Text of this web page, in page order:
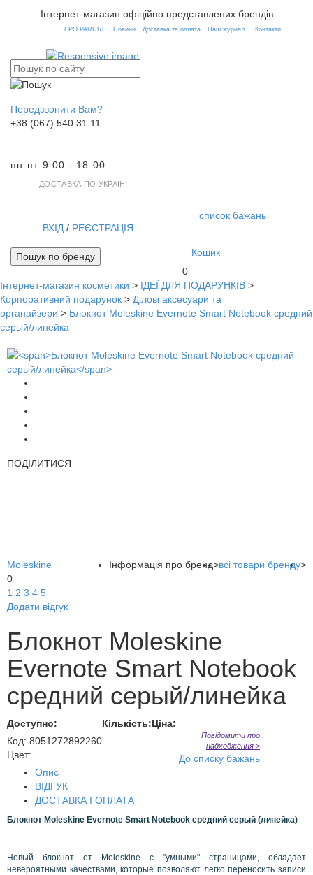
Інтернет-магазин офіційно представлених брендів
ПРО PARURE Новини Доставка та оплата Наш журнал Контакти
Передзвонити Вам?
+38 (067) 540 31 11
пн-пт 9:00 - 18:00
ДОСТАВКА ПО УКРАЇНІ
список бажань
ВХІД / РЕЄСТРАЦІЯ
Кошик
0
Пошук по бренду
Інтернет-магазин косметики > ІДЕЇ ДЛЯ ПОДАРУНКІВ >
Корпоративний подарунок > Ділові аксесуари та
органайзери > Блокнот Moleskine Evernote Smart Notebook средний
серый/линейка
ПОДІЛИТИСЯ
Інформація про бренд>всі товари бренду>
Moleskine
0
1 2 3 4 5
Додати відгук
Блокнот Moleskine
Evernote Smart Notebook
средний серый/линейка
Доступно: Кількість:Ціна:
Код: 8051272892260
Цвет:
Повідомити про
надходження >
До списку бажань
Опис
ВІДГУК
ДОСТАВКА І ОПЛАТА
Блокнот Moleskine Evernote Smart Notebook средний серый (линейка)
Новый блокнот от Moleskine с "умными" страницами,
обладает
невероятными качествами, которые позволяют легко переносить записи